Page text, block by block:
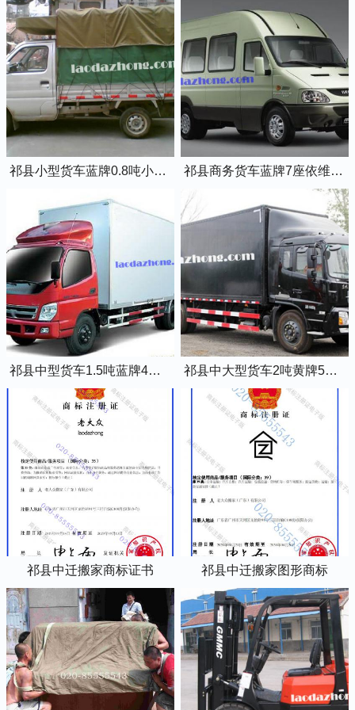
祁县小型货车蓝牌0.8吨小卡车 祁县商务货车蓝牌7座依维柯全顺车
祁县中型货车1.5吨蓝牌4米2厢式货车 祁县中大型货车2吨黄牌5米2厢式货车
祁县中迁搬家商标证书 祁县中迁搬家图形商标